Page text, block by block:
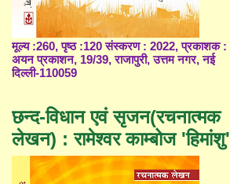
मूल्य :260, पृष्ठ :120 संस्करण : 2022, प्रकाशक :
अयन प्रकाशन, 19/39, राजापुरी, उत्तम नगर, नई
दिल्ली-110059
छन्द-विधान एवं सृजन(रचनात्मक
लेखन) : रामेश्वर काम्बोज 'हिमांशु'